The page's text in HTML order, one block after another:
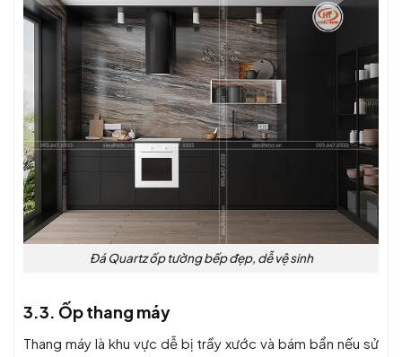
Đá Quartz ốp tường bếp đẹp, dễ vệ sinh
3.3. Ốp thang máy
Thang máy là khu vực dễ bị trầy xước và bám bẩn nếu sử